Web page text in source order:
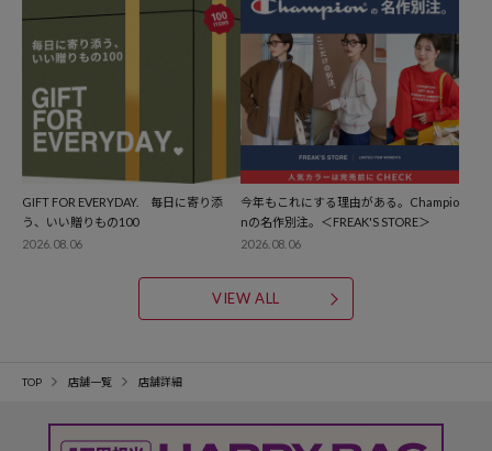
GIFT FOR EVERYDAY. 毎日に寄り添
う、いい贈りもの100
2026.08.06
今年もこれにする理由がある。Champio
nの名作別注。＜FREAK'S STORE＞
2026.08.06
VIEW ALL
TOP 店舗一覧 店舗詳細